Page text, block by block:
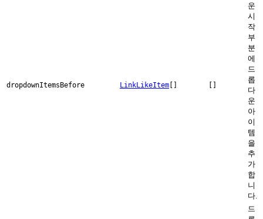
dropdownItemsBefore LinkLikeItem [] []
운
시
작
부
분
에
드
롭
다
운
아
이
템
을
추
가
합
니
다.
드